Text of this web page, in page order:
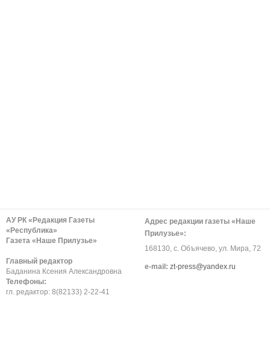
АУ РК «Редакция Газеты
«Республика»
Газета «Наше Прилузье»
Главный редактор
Баданина Ксения Александровна
Телефоны:
гл. редактор: 8(82133) 2-22-41
Адрес редакции газеты «Наше
Прилузье»:
168130, с. Объячево, ул. Мира, 72
е-mail: zt-press@yandex.ru